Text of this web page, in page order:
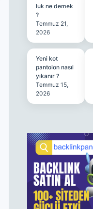
luk ne demek
?
Temmuz 21,
2026
Yeni kot
pantolon nasıl
yıkanır ?
Temmuz 15,
2026